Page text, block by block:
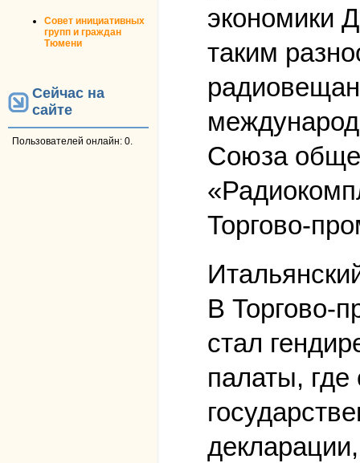
Совет инициативных
групп и граждан
Тюмени
Сейчас на
сайте
Пользователей онлайн: 0.
экономики
таким
Союза
Торгово-
В Торгово-
стал
палаты,